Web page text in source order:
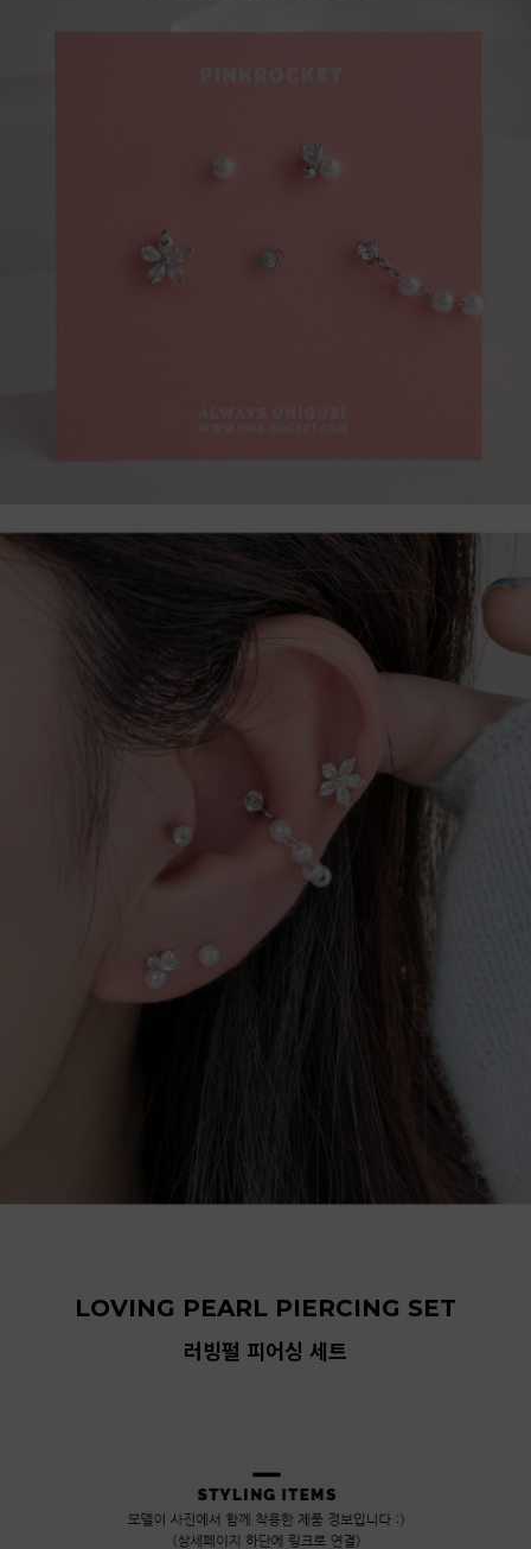
LOVING PEARL PIERCING SET
러빙펄 피어싱 세트